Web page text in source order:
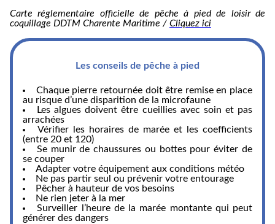
Carte réglementaire officielle de pêche à pied de loisir de
coquillage DDTM Charente Maritime / Cliquez ici
Les conseils de pêche à pied
Chaque pierre retournée doit être remise en place
au risque d’une disparition de la microfaune
Les algues doivent être cueillies avec soin et pas
arrachées
Vérifier les horaires de marée et les coefficients
(entre 20 et 120)
Se munir de chaussures ou bottes pour éviter de
se couper
Adapter votre équipement aux conditions météo
Ne pas partir seul ou prévenir votre entourage
Pêcher à hauteur de vos besoins
Ne rien jeter à la mer
Surveiller l’heure de la marée montante qui peut
générer des dangers